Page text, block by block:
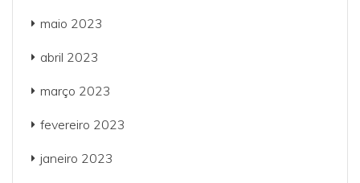
maio 2023
abril 2023
março 2023
fevereiro 2023
janeiro 2023